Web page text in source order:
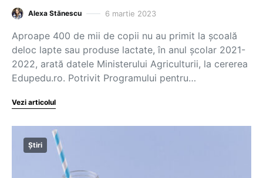
Alexa Stănescu 6 martie 2023
Aproape 400 de mii de copii nu au primit la școală
deloc lapte sau produse lactate, în anul școlar 2021-
2022, arată datele Ministerului Agriculturii, la cererea
Edupedu.ro. Potrivit Programului pentru…
Vezi articolul
Știri